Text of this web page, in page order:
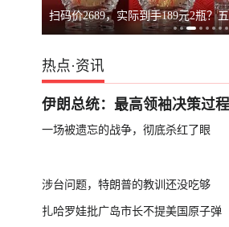
扫码价2689，实际到手189元2瓶？
热点 ·资讯
伊朗总统：最高领袖决策过
一场被遗忘的战争，彻底杀红了眼
涉台问题，特朗普的教训还没吃够
扎哈罗娃批广岛市长不提美国原子弹
不满坡度与外观，特朗普命重建白宫停机